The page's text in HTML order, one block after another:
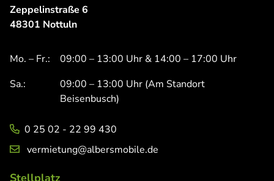
Zeppelinstraße 6
48301 Nottuln
Mo. – Fr.:
09:00 – 13:00 Uhr & 14:00 – 17:00 Uhr
Sa.:
09:00 – 13:00 Uhr (Am Standort
Beisenbusch)
0 25 02 - 22 99 430
vermietung@albersmobile.de
Stellplatz